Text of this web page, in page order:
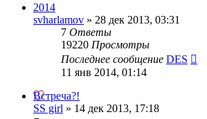
2014
svharlamov » 28 дек 2013, 03:31
7 Ответы
19220 Просмотры
Последнее сообщение DES
11 янв 2014, 01:14
Встреча?!
SS girl » 14 дек 2013, 17:18